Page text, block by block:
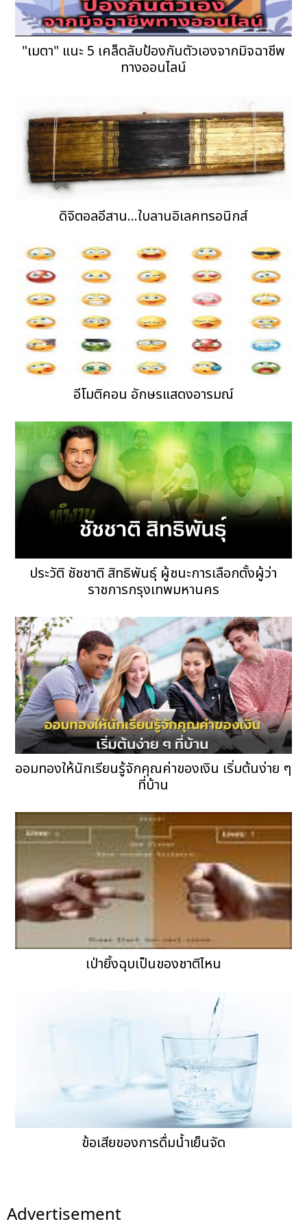
"เมตา" แนะ 5 เคล็ดลับป้องกันตัวเองจากมิจฉาชีพ
ทางออนไลน์
ดิจิตอลอีสาน...ใบลานอิเลคทรอนิกส์
อีโมติคอน อักษรแสดงอารมณ์
ประวัติ ชัชชาติ สิทธิพันธ์ุ ผู้ชนะการเลือกตั้งผู้ว่า
ราชการกรุงเทพมหานคร
ออมทองให้นักเรียนรู้จักคุณค่าของเงิน เริ่มต้นง่าย ๆ
ที่บ้าน
เป่ายิ้งฉุบเป็นของชาติไหน
ข้อเสียของการดื่มน้ำเย็นจัด
Advertisement